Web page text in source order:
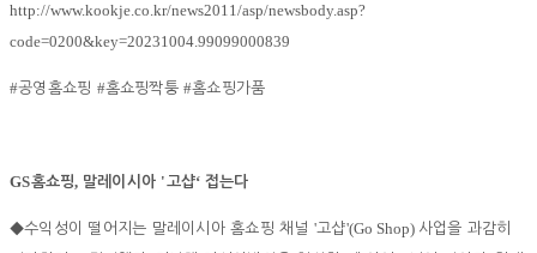
http://www.kookje.co.kr/news2011/asp/newsbody.asp?
code=0200&key=20231004.99099000839
#공영홈쇼핑 #홈쇼핑짝퉁#홈쇼핑가품
GS홈쇼핑, 말레이시아 '고샵‘ 접는다
◆수익성이 떨어지는 말레이시아 홈쇼핑 채널 '고샵'(Go Shop) 사업을 과감히